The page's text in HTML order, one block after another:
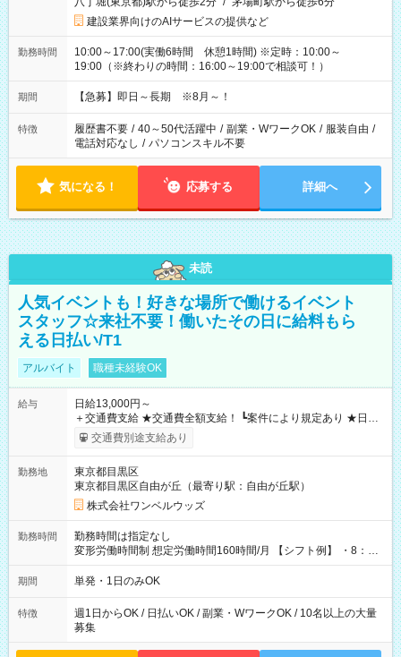
建設業界向けのAIサービスの提供など
勤務時間
10:00～17:00(実働6時間 休憩1時間) ※定時：10:00～
19:00（※終わりの時間：16:00～19:00で相談可！）
期間 【急募】即日～長期 ※8月～！
特徴 履歴書不要 / 40～50代活躍中 / 副業・WワークOK / 服装自由 /
電話対応なし / パソコンスキル不要
気になる！ 応募する 詳細へ
未読
人気イベントも！好きな場所で働けるイベント
スタッフ☆来社不要！働いたその日に給料もら
える日払い/T1
アルバイト 職種未経験OK
給与
日給13,000円～
＋交通費支給 ★交通費全額支給！ ┗案件により規定あり ★日払
いOK！（規定あり） ┗働いたその日に現金GET♪ お仕事後はコ
ンビニATMから 日払い分を引き落とせます！ 【試用期間】試
交通費別途支給あり
勤務地
東京都目黒区
東京都目黒区自由が丘（最寄り駅：自由が丘駅）
株式会社ワンベルウッズ
勤務時間
勤務時間は指定なし
変形労働時間制 想定労働時間160時間/月 【シフト例】 ・8：00
～21：00
期間 単発・1日のみOK
特徴
週1日からOK / 日払いOK / 副業・WワークOK / 10名以上の大量
募集